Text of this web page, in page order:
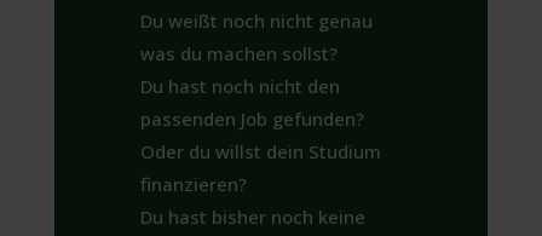
Du weißt noch nicht genau
was du machen sollst?
Du hast noch nicht den
passenden Job gefunden?
Oder du willst dein Studium
finanzieren?
Du hast bisher noch keine